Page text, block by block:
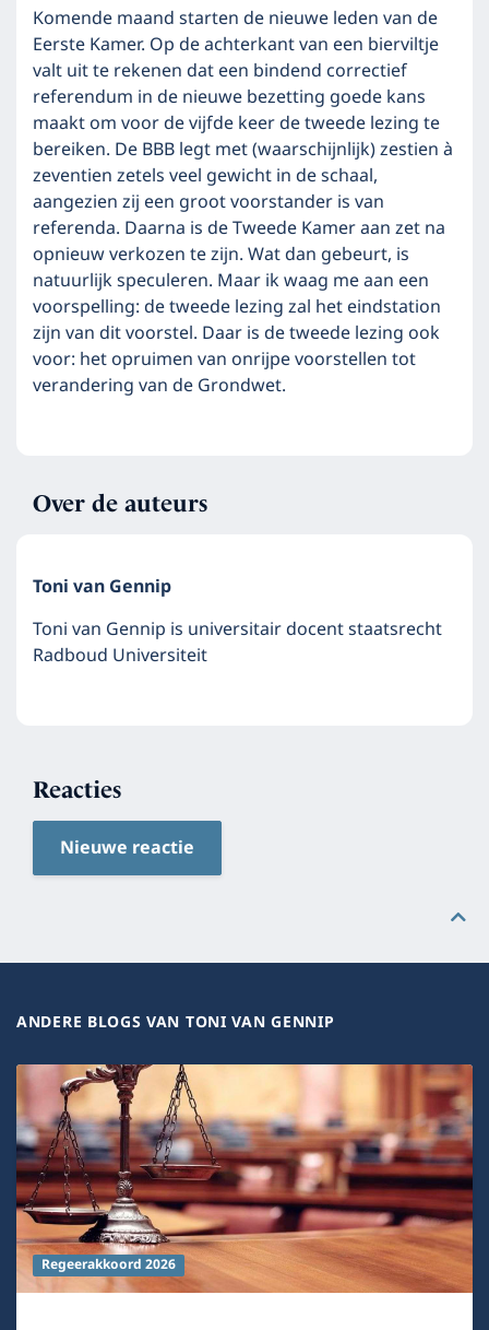
Komende maand starten de nieuwe leden van de
Eerste Kamer. Op de achterkant van een bierviltje
valt uit te rekenen dat een bindend correctief
referendum in de nieuwe bezetting goede kans
maakt om voor de vijfde keer de tweede lezing te
bereiken. De BBB legt met (waarschijnlijk) zestien à
zeventien zetels veel gewicht in de schaal,
aangezien zij een groot voorstander is van
referenda. Daarna is de Tweede Kamer aan zet na
opnieuw verkozen te zijn. Wat dan gebeurt, is
natuurlijk speculeren. Maar ik waag me aan een
voorspelling: de tweede lezing zal het eindstation
zijn van dit voorstel. Daar is de tweede lezing ook
voor: het opruimen van onrijpe voorstellen tot
verandering van de Grondwet.
Over de auteurs
Toni van Gennip
Toni van Gennip is universitair docent staatsrecht
Radboud Universiteit
Reacties
Nieuwe reactie
ANDERE BLOGS VAN TONI VAN GENNIP
Regeerakkoord 2026